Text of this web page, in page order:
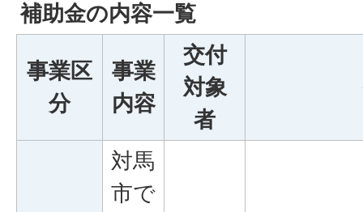
補助金の内容一覧
事業区
分
事業
内容
交付
対象
者
対馬
市で